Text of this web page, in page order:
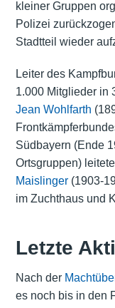
kleiner Gruppen
Polizei
Stadtteil wieder
Leiter des
1.000 Mitglieder in
Jean Wohlfarth
Südbayern (Ende
Ortsgruppen)
Maislinger(1903-
im Zuchthaus und
Letzte
Nach der
es noch bis in den